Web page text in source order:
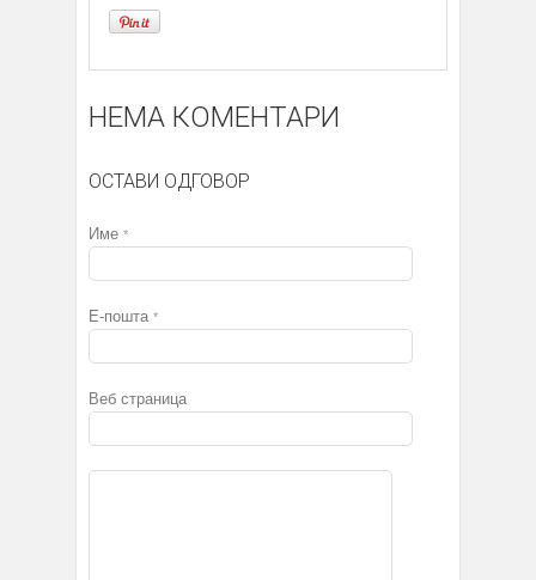
НЕМА КОМЕНТАРИ
ОСТАВИ ОДГОВОР
Име *
Е-пошта *
Веб страница